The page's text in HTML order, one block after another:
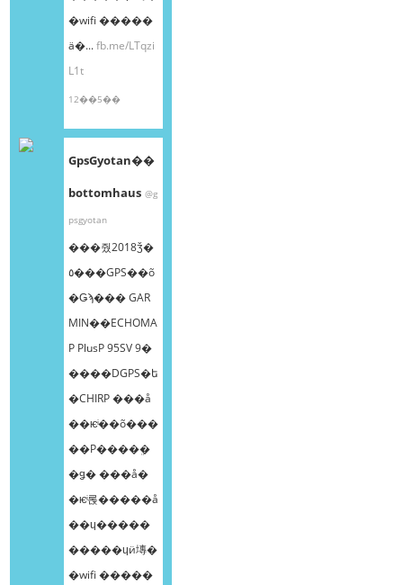
�wifi �����
ä�...fb.me/LTqzi
L1t
12��5��
GpsGyotan��
bottomhaus @g
psgyotan
���줬2018ǯ�
٥���GPS��õ
�Ǥϡ��� GAR
MIN��ECHOMA
P PlusP 95SV 9�
����DGPS�ե
�CHIRP ���å
��ѥͥ��õ���
��Ρ����ܸ�
�ǥ� ���å�
�ѥͥ롡�����å
��ɥ�����
�����ɥӥ塼�
�wifi �����